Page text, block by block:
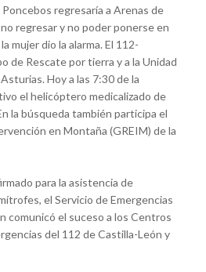
regresaría a Arenas de
regresar y no poder ponerse en
mujer dio la alarma. El 112-
de Rescate por tierra y a la Unidad
Hoy a las 7:30 de la
el helicóptero medicalizado de
la búsqueda también participa el
en Montaña (GREIM) de la
para la asistencia de
el Servicio de Emergencias
comunicó el suceso a los Centros
del 112 de Castilla-León y